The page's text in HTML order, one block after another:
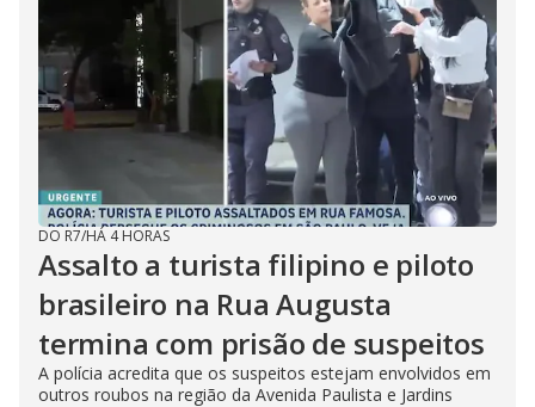
DO R7/HÁ 4 HORAS
Assalto a turista filipino e piloto
brasileiro na Rua Augusta
termina com prisão de suspeitos
A polícia acredita que os suspeitos estejam envolvidos em
outros roubos na região da Avenida Paulista e Jardins